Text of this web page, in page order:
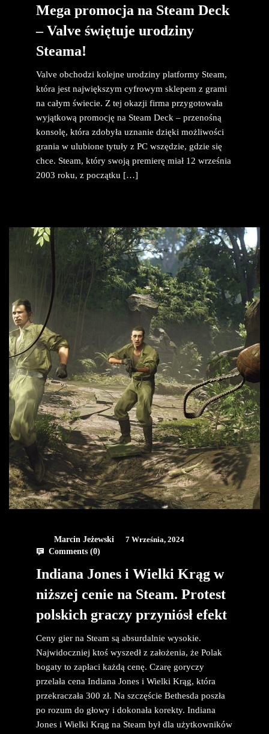
Mega promocja na Steam Deck
– Valve świętuje urodziny
Steama!
Valve obchodzi kolejne urodziny platformy Steam,
która jest największym cyfrowym sklepem z grami
na całym świecie. Z tej okazji firma przygotowała
wyjątkową promocję na Steam Deck – przenośną
konsolę, która zdobyła uznanie dzięki możliwości
grania w ulubione tytuły z PC wszędzie, gdzie się
chce. Steam, który swoją premierę miał 12 września
2003 roku, z początku […]
Marcin Jeżewski
7 Września, 2024
Comments (0)
Indiana Jones i Wielki Krąg w
niższej cenie na Steam. Protest
polskich graczy przyniósł efekt
Ceny gier na Steam są absurdalnie wysokie.
Najwidoczniej ktoś wyszedł z założenia, że Polak
bogaty to zapłaci każdą cenę. Czarę goryczy
przelała cena Indiana Jones i Wielki Krąg, która
przekraczała 300 zł. Na szczęście Bethesda poszła
po rozum do głowy i dokonała korekty. Indiana
Jones i Wielki Krąg na Steam był dla użytkowników